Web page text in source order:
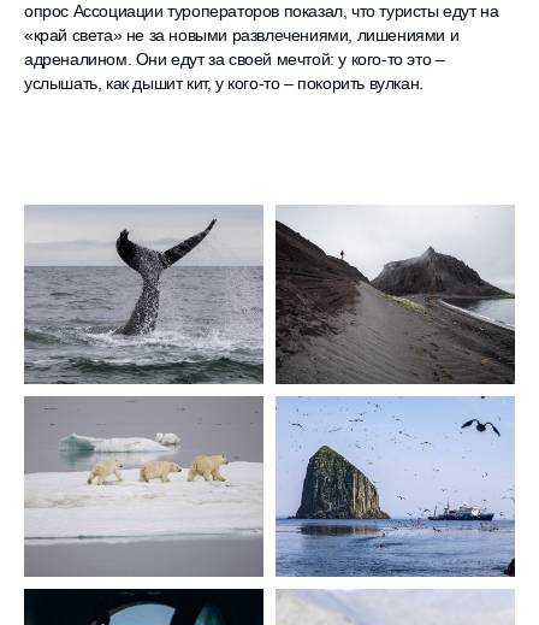
опрос Ассоциации туроператоров показал, что туристы едут на
«край света» не за новыми развлечениями, лишениями и
адреналином. Они едут за своей мечтой: у кого-то это –
услышать, как дышит кит, у кого-то – покорить вулкан.